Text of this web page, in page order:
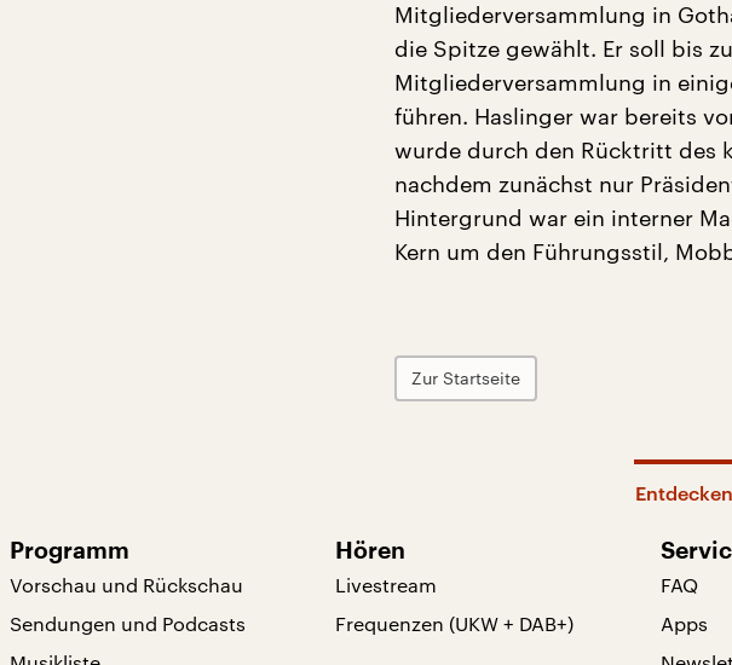
Mitgliederversammlung in
die Spitze gewählt. Er soll bis
Mitgliederversammlung in
führen. Haslinger war bereits
wurde durch den Rücktritt des
nachdem zunächst nur
Hintergrund war ein interner
Kern um den Führungsstil,
Zur Startseite
Programm
Vorschau und Rückschau
Sendungen und Podcasts
Hören
Livestream
Frequenzen (UKW + DAB+)
FAQ
Apps